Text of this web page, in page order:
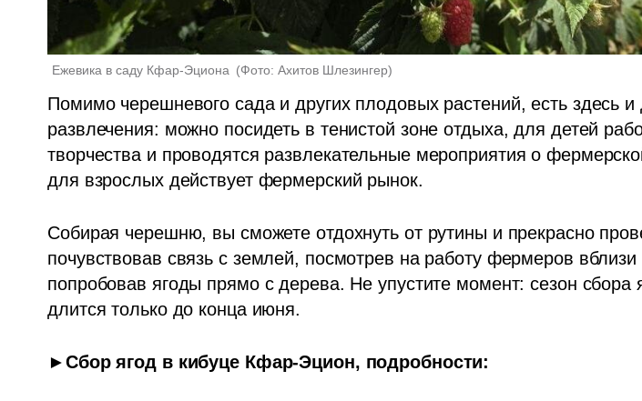
Ежевика в саду Кфар-Эциона (Фото: Ахитов Шлезингер)
Помимо черешневого сада и других плодовых растений, есть здесь и
развлечения: можно посидеть в тенистой зоне отдыха, для детей
творчества и проводятся развлекательные мероприятия о
для взрослых действует фермерский рынок.
Собирая черешню, вы сможете отдохнуть от рутины и прекрасно
почувствовав связь с землей, посмотрев на работу фермеров вблизи
попробовав ягоды прямо с дерева. Не упустите момент: сезон сбора
длится только до конца июня.
►Сбор ягод в кибуце Кфар-Эцион, подробности: